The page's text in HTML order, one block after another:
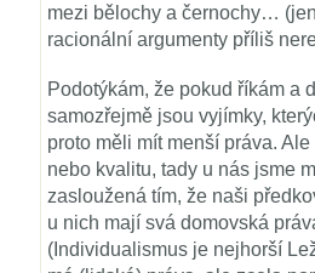
mezi bělochy a černochy…
racionální argumenty příliš
Podotýkám, že pokud říkám a
samozřejmě jsou vyjímky,
proto měli mít menší práva.
nebo kvalitu, tady u nás jsme
zasloužená tím, že naši
u nich mají svá domovská
(Individualismus je nejhorší